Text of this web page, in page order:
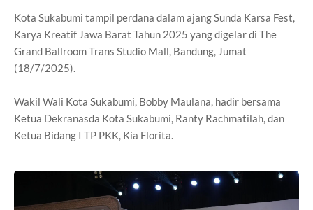
Kota Sukabumi tampil perdana dalam ajang Sunda Karsa Fest,
Karya Kreatif Jawa Barat Tahun 2025 yang digelar di The
Grand Ballroom Trans Studio Mall, Bandung, Jumat
(18/7/2025).
Wakil Wali Kota Sukabumi, Bobby Maulana, hadir bersama
Ketua Dekranasda Kota Sukabumi, Ranty Rachmatilah, dan
Ketua Bidang I TP PKK, Kia Florita.